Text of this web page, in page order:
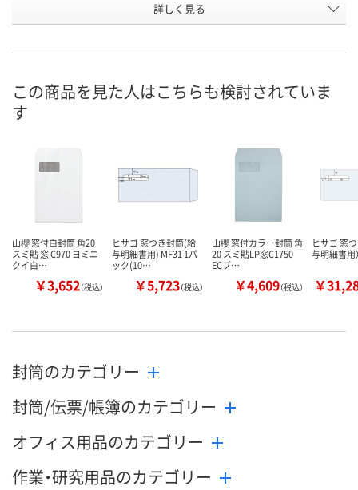
ブルー
号
お届け日
数量
詳しく見る
この商品を見た人はこちらも検討されていま
す
山櫻 窓付白封筒 角20
スミ貼 窓 C970 ヨミニ
クイ白…
￥3,652（税込）
ヒサゴ 窓つき封筒(給
与明細書用) MF31 1パ
ック(10…
￥5,723（税込）
山櫻 窓付カラー封筒 角
20 スミ貼LP窓C1750
ECブ…
￥4,609（税込）
ヒサゴ 窓
与明細書用
￥
封筒のカテゴリー
封筒/伝票/帳簿のカテゴリー
オフィス用品のカテゴリー
作業・研究用品のカテゴリー